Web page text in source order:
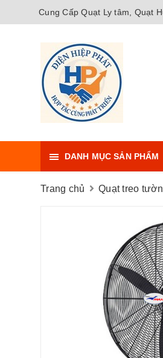
Cung Cấp Quạt Ly tâm, Quạt
DANH MỤC SẢN PHẨM
Trang chủ Quạt treo